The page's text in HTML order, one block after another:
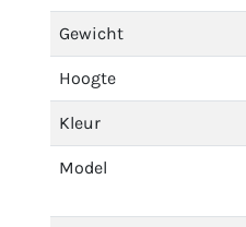
Gewicht
Hoogte
Kleur
Model